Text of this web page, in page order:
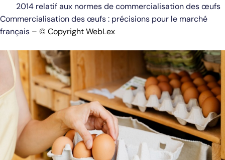
2014 relatif aux normes de commercialisation des œufs
Commercialisation des œufs : précisions pour le marché
français – © Copyright WebLex